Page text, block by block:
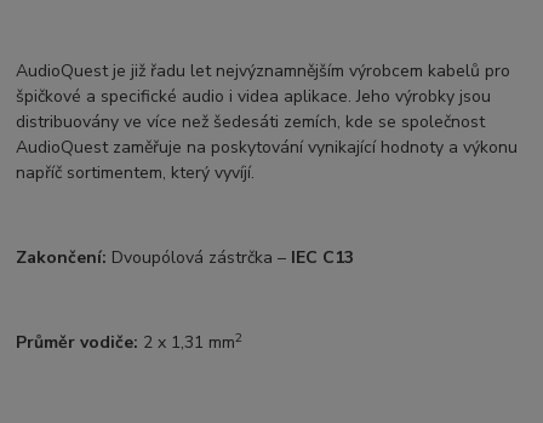
AudioQuest je již řadu let nejvýznamnějším výrobcem kabelů pro
špičkové a specifické audio i videa aplikace. Jeho výrobky jsou
distribuovány ve více než šedesáti zemích, kde se společnost
AudioQuest zaměřuje na poskytování vynikající hodnoty a výkonu
napříč sortimentem, který vyvíjí.
Zakončení: Dvoupólová zástrčka – IEC C13
Průměr vodiče: 2 x 1,31 mm2